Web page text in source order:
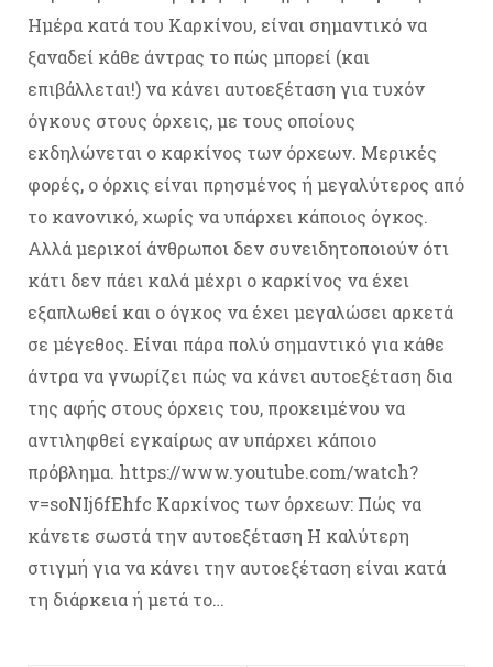
Ημέρα κατά του Καρκίνου, είναι σημαντικό να
ξαναδεί κάθε άντρας το πώς μπορεί (και
επιβάλλεται!) να κάνει αυτοεξέταση για τυχόν
όγκους στους όρχεις, με τους οποίους
εκδηλώνεται ο καρκίνος των όρχεων. Μερικές
φορές, ο όρχις είναι πρησμένος ή μεγαλύτερος από
το κανονικό, χωρίς να υπάρχει κάποιος όγκος.
Αλλά μερικοί άνθρωποι δεν συνειδητοποιούν ότι
κάτι δεν πάει καλά μέχρι ο καρκίνος να έχει
εξαπλωθεί και ο όγκος να έχει μεγαλώσει αρκετά
σε μέγεθος. Είναι πάρα πολύ σημαντικό για κάθε
άντρα να γνωρίζει πώς να κάνει αυτοεξέταση δια
της αφής στους όρχεις του, προκειμένου να
αντιληφθεί εγκαίρως αν υπάρχει κάποιο
πρόβλημα. https://www.youtube.com/watch?
v=soNIj6fEhfc Καρκίνος των όρχεων: Πώς να
κάνετε σωστά την αυτοεξέταση Η καλύτερη
στιγμή για να κάνει την αυτοεξέταση είναι κατά
τη διάρκεια ή μετά το…